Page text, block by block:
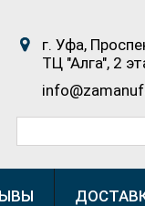
г. Уфа,
ТЦ "Алга", 2